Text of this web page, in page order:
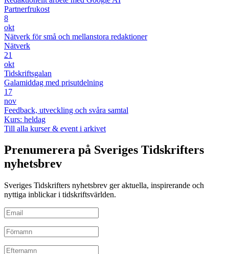
Partnerfrukost
8
okt
Nätverk för små och mellanstora redaktioner
Nätverk
21
okt
Tidskriftsgalan
Galamiddag med prisutdelning
17
nov
Feedback, utveckling och svåra samtal
Kurs: heldag
Till alla kurser & event i arkivet
Prenumerera på Sveriges Tidskrifters
nyhetsbrev
Sveriges Tidskrifters nyhetsbrev ger aktuella, inspirerande och
nyttiga inblickar i tidskriftsvärlden.